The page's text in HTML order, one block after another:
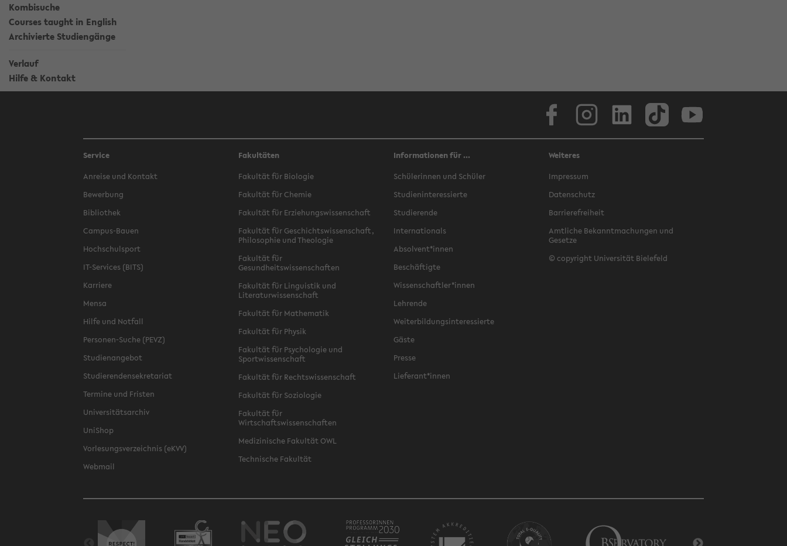
Kombisuche
Courses taught in English
Archivierte Studiengänge
Verlauf
Hilfe & Kontakt
Service
Anreise und Kontakt
Bewerbung
Bibliothek
Campus-Bauen
Hochschulsport
IT-Services (BITS)
Karriere
Mensa
Hilfe und Notfall
Personen-Suche (PEVZ)
Studienangebot
Studierendensekretariat
Termine und Fristen
Universitätsarchiv
UniShop
Vorlesungsverzeichnis (eKVV)
Webmail
Fakultäten
Fakultät für Biologie
Fakultät für Chemie
Fakultät für Erziehungswissenschaft
Fakultät für Geschichtswissenschaft,
Philosophie und Theologie
Fakultät für
Gesundheitswissenschaften
Fakultät für Linguistik und
Literaturwissenschaft
Fakultät für Mathematik
Fakultät für Physik
Fakultät für Psychologie und
Sportwissenschaft
Fakultät für Rechtswissenschaft
Fakultät für Soziologie
Fakultät für
Wirtschaftswissenschaften
Medizinische Fakultät OWL
Technische Fakultät
Informationen für ...
Schülerinnen und Schüler
Studieninteressierte
Studierende
Internationals
Absolvent*innen
Beschäftigte
Wissenschaftler*innen
Lehrende
Weiterbildungsinteressierte
Gäste
Presse
Lieferant*innen
Weiteres
Impressum
Datenschutz
Barrierefreiheit
Amtliche Bekanntmachungen und
Gesetze
© copyright Universität Bielefeld